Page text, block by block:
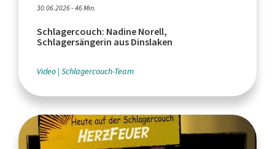
30.06.2026 - 46 Min.
Schlagercouch: Nadine Norell,
Schlagersängerin aus Dinslaken
Video Schlagercouch-Team